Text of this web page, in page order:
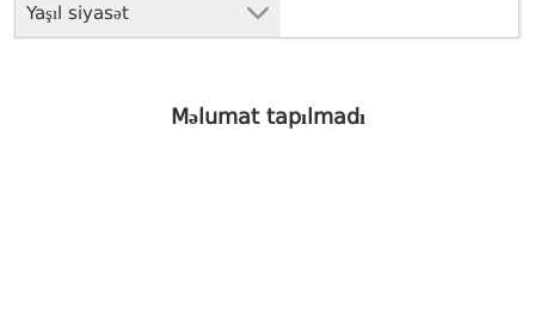
Yaşıl siyasət
Məlumat tapılmadı